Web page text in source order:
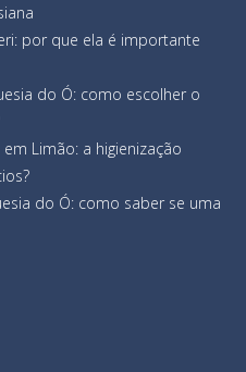
por que ela é importante
do Ó: como escolher o
Limão: a higienização
do Ó: como saber se uma